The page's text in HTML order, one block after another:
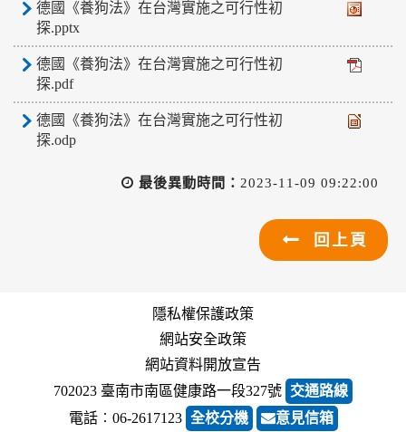
德國《養狗法》在台灣實施之可行性初
探.pptx
德國《養狗法》在台灣實施之可行性初
探.pdf
德國《養狗法》在台灣實施之可行性初
探.odp
最後異動時間： 2023-11-09 09:22:00
回上頁
隱私權保護政策
網站安全政策
網站資料開放宣告
702023 臺南市南區健康路一段327號 交通路線
電話︰06-2617123 全校分機 意見信箱